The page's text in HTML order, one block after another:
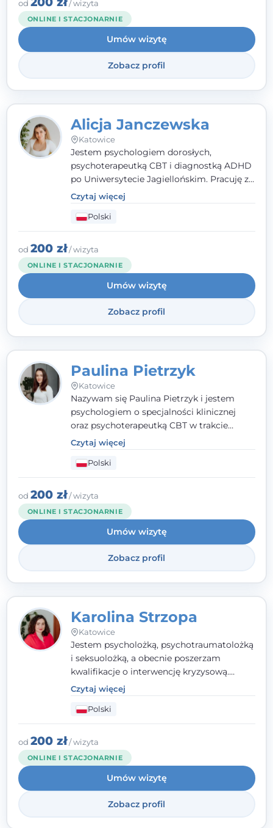
od / wizyta
ONLINE I STACJONARNIE
Umów wizytę
Zobacz profil
Alicja Janczewska
Katowice
Jestem psychologiem dorosłych,
psychoterapeutką CBT i diagnostką ADHD
po Uniwersytecie Jagiellońskim. Pracuję z
dorosłymi, młodzieżą i dziećmi, opierając
pomoc na zrozumieniu indywidualnych
potrzeb i więzi zbudowanej na zaufaniu.
Terapia to dla mnie bezpieczne miejsce, w
którym poczujesz się wysłuchany i
zrozumiany.
Czytaj więcej
Polski
od 200 zł/ wizyta
ONLINE I STACJONARNIE
Umów wizytę
Zobacz profil
Paulina Pietrzyk
Katowice
Nazywam się Paulina Pietrzyk i jestem
psychologiem o specjalności klinicznej
oraz psychoterapeutką CBT w trakcie
szkolenia. Pracuję z dorosłymi, którzy
szukają wsparcia w trudnych momentach -
w obliczu lęku, przewlekłego stresu,
natłoku myśli, obniżonego nastroju,
wypalenia czy kryzysu, a także po prostu
chcą lepiej poznać siebie.
Czytaj więcej
Polski
od 200 zł/ wizyta
ONLINE I STACJONARNIE
Umów wizytę
Zobacz profil
Karolina Strzopa
Katowice
Jestem psycholożką, psychotraumatolożką
i seksuolożką, a obecnie poszerzam
kwalifikacje o interwencję kryzysową.
Pracuję w nurcie terapii trzeciej fali, łącząc
metody o potwierdzonej skuteczności.
Towarzyszę młodzieży, dorosłym i parom w
radzeniu sobie z bolesnymi
doświadczeniami tak, by mogli żyć pełniej.
Czytaj więcej
Polski
od 200 zł/ wizyta
ONLINE I STACJONARNIE
Umów wizytę
Zobacz profil